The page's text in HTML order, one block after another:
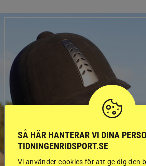
SÅ HÄR HANTERAR VI DINA
TIDNINGENRIDSPORT.SE
Vi använder cookies för att ge dig den